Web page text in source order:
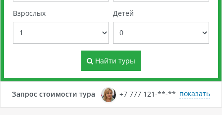
Взрослых Детей
Найти туры
Запрос стоимости тура +7 777 121-**-** показать